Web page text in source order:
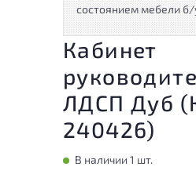
состоянием мебели б/
Кабинет
ЛДСП Дуб (
240426)
В наличии 1 шт.